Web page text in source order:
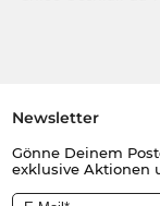
Newsletter
Gönne Deinem
exklusive Aktionen